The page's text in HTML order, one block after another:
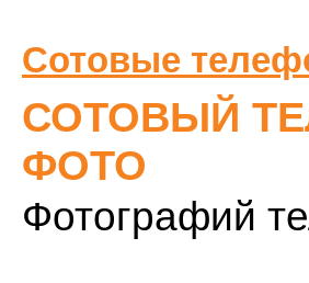
Сотовые
СОТОВЫЙ
ФОТО
Фотографий